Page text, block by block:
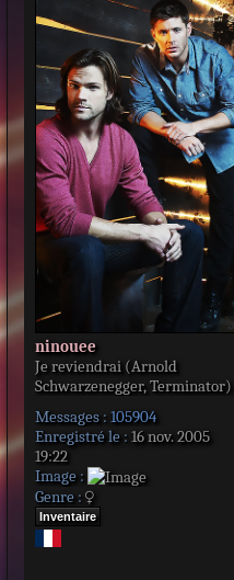
ninouee
Je reviendrai (Arnold
Schwarzenegger, Terminator)
Messages : 105904
Enregistré le : 16 nov. 2005
19:22
Image :
Genre :
Inventaire